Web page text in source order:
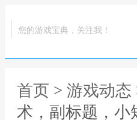
您的游戏宝典，关注我！
首页 > 游戏动态
术，副标题，小